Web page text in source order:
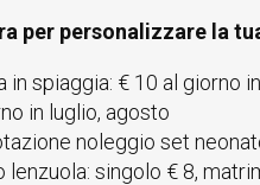
per personalizzare la
in spiaggia: € 10 al giorno
in luglio, agosto
noleggio set
lenzuola: singolo € 8,